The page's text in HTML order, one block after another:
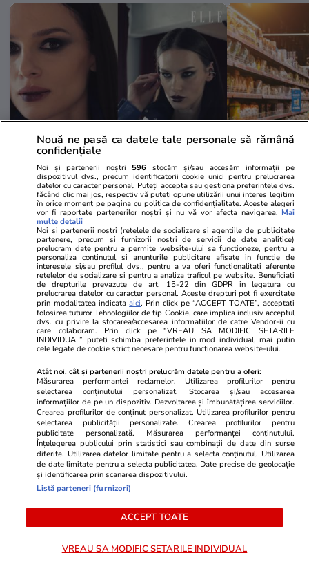
Advertorial
Smart is the new chic: Cum ne
ajută tehnologia să ne reinventăm
Advertorial
Înscrie-te
voucher de
PARTENERI
Wowbiz.ro
Durere fără margini după
moartea fetiței de 9 ani, care a
fost ucisă în accidentul de la Cluj.
Mesajul sfâșietor al mamei sale:
Redactia.ro
«Am decis
să...&quot;
de reactii
POLITIC
Nouă ne pasă ca datele tale personale să rămână
confidențiale
Noi și partenerii noștri 596 stocăm și/sau accesăm informații pe
dispozitivul dvs., precum identificatorii cookie unici pentru prelucrarea
datelor cu caracter personal. Puteți accepta sau gestiona preferințele dvs.
făcând clic mai jos, respectiv vă puteți opune utilizării unui interes legitim
în orice moment pe pagina cu politica de confidențialitate. Aceste alegeri
vor fi raportate partenerilor noștri și nu vă vor afecta navigarea. Mai
multe detalii
Noi si partenerii nostri (retelele de socializare si agentiile de publicitate
partenere, precum si furnizorii nostri de servicii de date analitice)
prelucram date pentru a permite website-ului sa functioneze, pentru a
personaliza continutul si anunturile publicitare afisate in functie de
interesele si/sau profilul dvs., pentru a va oferi functionalitati aferente
retelelor de socializare si pentru a analiza traficul pe website. Beneficiati
de drepturile prevazute de art. 15-22 din GDPR in legatura cu
prelucrarea datelor cu caracter personal. Aceste drepturi pot fi exercitate
prin modalitatea indicataaici. Prin click pe “ACCEPT TOATE”, acceptati
folosirea tuturor Tehnologiilor de tip Cookie, care implica inclusiv acceptul
dvs. cu privire la stocarea/accesarea informatiilor de catre Vendor-ii cu
care colaboram. Prin click pe “VREAU SA MODIFIC SETARILE
INDIVIDUAL” puteti schimba preferintele in mod individual, mai putin
cele legate de cookie strict necesare pentru functionarea website-ului.
Atât noi, cât și partenerii noștri prelucrăm datele pentru a oferi:
Măsurarea performanței reclamelor. Utilizarea profilurilor pentru
selectarea conținutului personalizat. Stocarea și/sau accesarea
informațiilor de pe un dispozitiv. Dezvoltarea și îmbunătățirea serviciilor.
Crearea profilurilor de conținut personalizat. Utilizarea profilurilor pentru
selectarea publicității personalizate. Crearea profilurilor pentru
publicitate personalizată. Măsurarea performanței conținutului.
Înțelegerea publicului prin statistici sau combinații de date din surse
diferite. Utilizarea datelor limitate pentru a selecta conținutul. Utilizarea
de date limitate pentru a selecta publicitatea. Date precise de geolocație
și identificarea prin scanarea dispozitivului.
Listă parteneri (furnizori)
ACCEPT TOATE
VREAU SA MODIFIC SETARILE INDIVIDUAL